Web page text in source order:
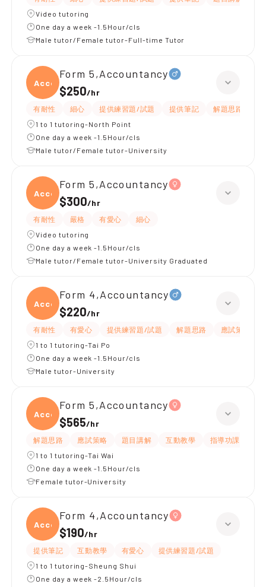
Video tutoring
One day a week -1.5Hour/cls
Male tutor/Female tutor-Full-time Tutor
Accou
Form 5,Accountancy
$250/hr
有耐性 細心 提供練習題/試題 提供筆記 解題思路
1 to 1 tutoring-North Point
One day a week -1.5Hour/cls
Male tutor/Female tutor-University
Accou
Form 5,Accountancy
$300/hr
有耐性 嚴格 有愛心
細心
Video tutoring
One day a week -1.5Hour/cls
Male tutor/Female tutor-University Graduated
Accou
Form 4,Accountancy
$220/hr
有耐性 有愛心 提供練習題/試題 解題思路 應試策略
1 to 1 tutoring-Tai Po
One day a week -1.5Hour/cls
Male tutor-University
Accou
Form 5,Accountancy
$565/hr
解題思路 應試策略 題目講解 互動教學 指導功課
1 to 1 tutoring-Tai Wai
One day a week -1.5Hour/cls
Female tutor-University
Accou
Form 4,Accountancy
$190/hr
提供筆記 互動教學 有愛心
提供練習題/試題
1 to 1 tutoring-Sheung Shui
One day a week -2.5Hour/cls